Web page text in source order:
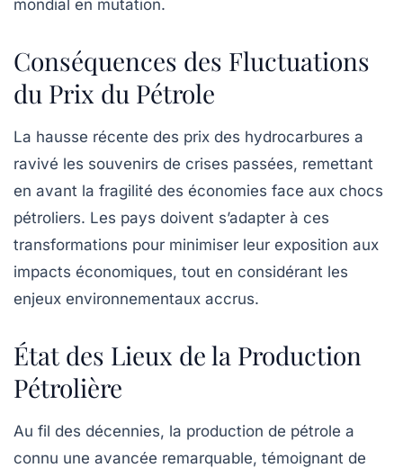
mondial en mutation.
Conséquences des Fluctuations
du Prix du Pétrole
La hausse récente des prix des hydrocarbures a
ravivé les souvenirs de crises passées, remettant
en avant la fragilité des économies face aux chocs
pétroliers. Les pays doivent s’adapter à ces
transformations pour minimiser leur exposition aux
impacts économiques, tout en considérant les
enjeux environnementaux accrus.
État des Lieux de la Production
Pétrolière
Au fil des décennies, la production de pétrole a
connu une avancée remarquable, témoignant de